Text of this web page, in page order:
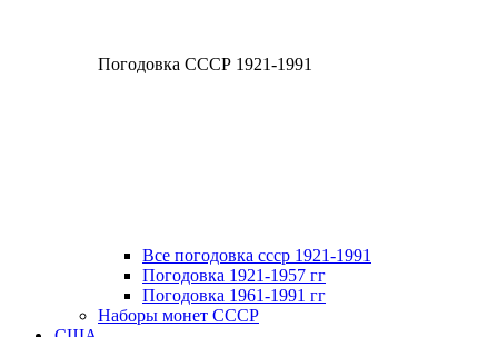
Погодовка СССР 1921-1991
Все погодовка ссср 1921-1991
Погодовка 1921-1957 гг
Погодовка 1961-1991 гг
Наборы монет СССР